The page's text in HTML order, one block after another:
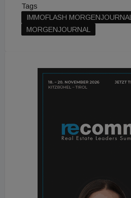
Tags
IMMOFLASH MORGENJOURNAL
MORGENJOURNAL